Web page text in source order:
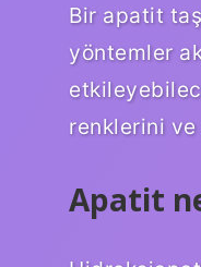
Bir apatit
yöntemler
renklerini
Apatit